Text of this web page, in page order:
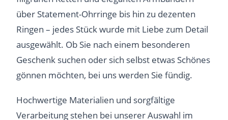
über Statement-Ohrringe bis hin zu dezenten
Ringen – jedes Stück wurde mit Liebe zum Detail
ausgewählt. Ob Sie nach einem besonderen
Geschenk suchen oder sich selbst etwas Schönes
gönnen möchten, bei uns werden Sie fündig.
Hochwertige Materialien und sorgfältige
Verarbeitung stehen bei unserer Auswahl im